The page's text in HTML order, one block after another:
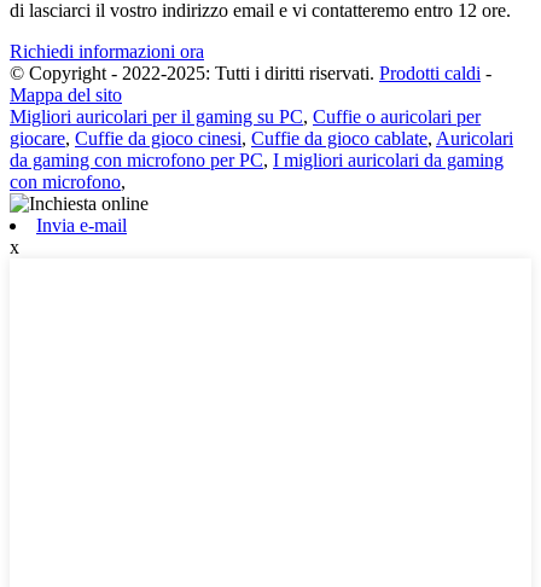
di lasciarci il vostro indirizzo email e vi contatteremo entro 12 ore.
Richiedi informazioni ora
© Copyright - 2022-2025: Tutti i diritti riservati. Prodotti caldi -
Mappa del sito
Migliori auricolari per il gaming su PC, Cuffie o auricolari per
giocare, Cuffie da gioco cinesi, Cuffie da gioco cablate, Auricolari
da gaming con microfono per PC, I migliori auricolari da gaming
con microfono,
Invia e-mail
x